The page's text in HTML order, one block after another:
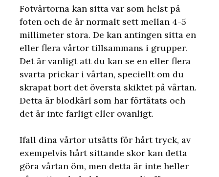
Fotvårtorna kan sitta var som helst på
foten och de är normalt sett mellan 4-5
millimeter stora. De kan antingen sitta en
eller flera vårtor tillsammans i grupper.
Det är vanligt att du kan se en eller flera
svarta prickar i vårtan, speciellt om du
skrapat bort det översta skiktet på vårtan.
Detta är blodkärl som har förtätats och
det är inte farligt eller ovanligt.
Ifall dina vårtor utsätts för hårt tryck, av
exempelvis hårt sittande skor kan detta
göra vårtan öm, men detta är inte heller